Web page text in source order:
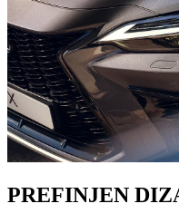
PREFINJEN